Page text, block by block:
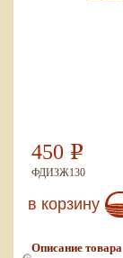
450 Р
ФДИЗЖ130
в корзину
Описание товара